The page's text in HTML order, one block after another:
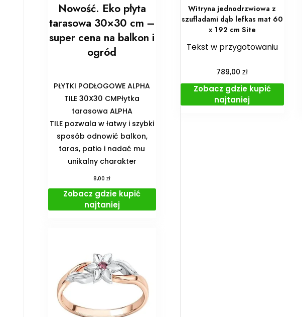
Witryna jednodrzwiowa z
szufladami dąb lefkas mat 60
x 192 cm Site
Tekst w przygotowaniu
789,00zł
Zobacz gdzie kupić
najtaniej
Nowość. Eko płyta
tarasowa 30×30 cm –
super cena na balkon i
ogród
PŁYTKI PODŁOGOWE ALPHA
TILE 30X30 CMPłytka
tarasowa ALPHA
TILE pozwala w łatwy i szybki
sposób odnowić balkon,
taras, patio i nadać mu
unikalny charakter
8,00zł
Zobacz gdzie kupić
najtaniej